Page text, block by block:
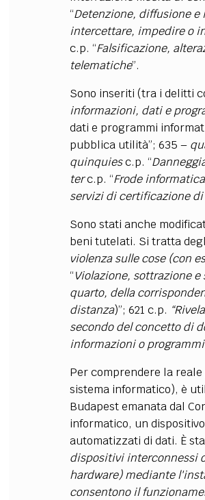
“Detenzione, diffusione
intercettare, impedire o
c.p. “Falsificazione,
telematiche”.
Sono inseriti (tra i delitti
informazioni, dati e
dati e programmi
pubblica utilità”; 635 –
quinquiesc.p. “
terc.p. “Frode informatica
servizi di certificazione
Sono stati anche
beni tutelati. Si tratta
violenza sulle cose (con
“Violazione, sottrazione
quarto, della
distanza)”; 621 c.p.
secondo del concetto di
informazioni o
Per comprendere la
sistema informatico), è
Budapest emanata dal
informatico, un
automatizzati di dati. È
dispositivi interconnessi
hardware) mediante
consentono il